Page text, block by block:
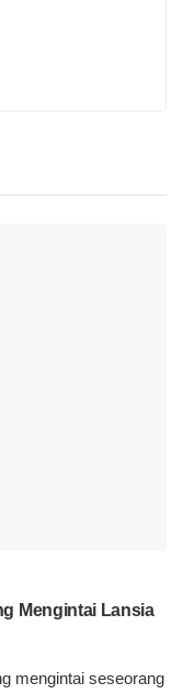
Mengintai Lansia
mengintai seseorang